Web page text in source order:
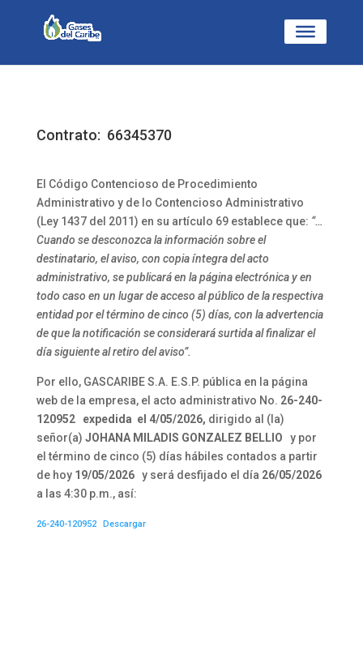
Contrato: 66345370
El Código Contencioso de Procedimiento
Administrativo y de lo Contencioso Administrativo
(Ley 1437 del 2011) en su artículo 69 establece que: “…
Cuando se desconozca la información sobre el
destinatario, el aviso, con copia íntegra del acto
administrativo, se publicará en la página electrónica y en
todo caso en un lugar de acceso al público de la respectiva
entidad por el término de cinco (5) días, con la advertencia
de que la notificación se considerará surtida al finalizar el
día siguiente al retiro del aviso”.
Por ello, GASCARIBE S.A. E.S.P. pública en la página
web de la empresa, el acto administrativo No. 26-240-
120952
expedida el 4/05/2026, dirigido al (la)
señor(a) JOHANA MILADIS GONZALEZ BELLIO
y por
el término de cinco (5) días hábiles contados a partir
de hoy 19/05/2026 y será desfijado el día 26/05/2026
a las 4:30 p.m., así:
26-240-120952 Descargar